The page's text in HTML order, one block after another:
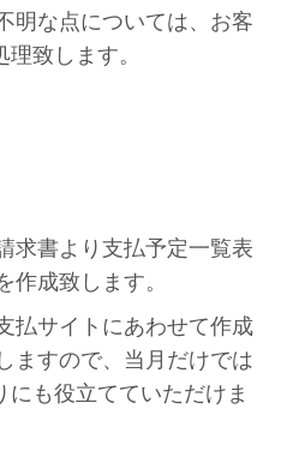
明な点については、お客
致します。
求書より支払予定一覧表
作成致します。
払サイトにあわせて作成
しますので、当月だけでは
も役立てていただけま